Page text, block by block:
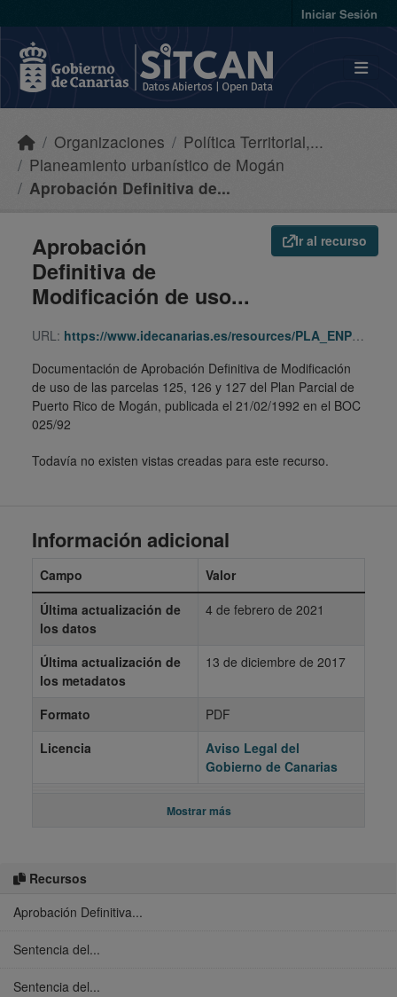
Iniciar Sesión
Organizaciones
Política Territorial,...
Planeamiento urbanístico de Mogán
Aprobación Definitiva de...
Ir al recurso
Aprobación
Definitiva de
Modificación de uso...
URL: https://www.idecanarias.es/resources/PLA_ENP_URB/URB_PLA/GC/Moga/373/indice.html
Documentación de Aprobación Definitiva de Modificación
de uso de las parcelas 125, 126 y 127 del Plan Parcial de
Puerto Rico de Mogán, publicada el 21/02/1992 en el BOC
025/92
Todavía no existen vistas creadas para este recurso.
Recursos
Aprobación Definitiva...
Sentencia del...
Sentencia del...
Información adicional
Campo
Valor
Última actualización de
los datos
4 de febrero de 2021
Última actualización de
los metadatos
13 de diciembre de 2017
Formato
PDF
Licencia
Aviso Legal del
Gobierno de Canarias
Mostrar más